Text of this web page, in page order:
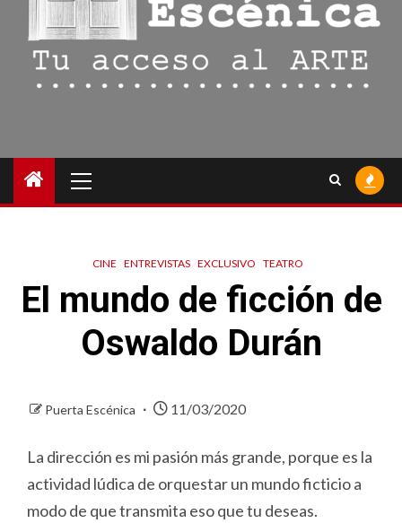
principal
CINE ENTREVISTAS EXCLUSIVO TEATRO
El mundo de ficción de
Oswaldo Durán
Puerta Escénica 11/03/2020
La dirección es mi pasión más grande, porque es la
actividad lúdica de orquestar un mundo ficticio a
modo de que transmita eso que tu deseas.